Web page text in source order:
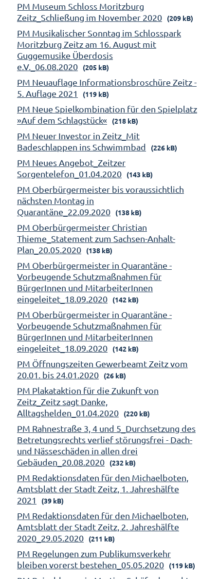
PM Museum Schloss Moritzburg
Zeitz_Schließung im November 2020
(209 kB)
PM Musikalischer Sonntag im Schlosspark
Moritzburg Zeitz am 16. August mit
Guggemusike Überdosis
e.V._06.08.2020
(205 kB)
PM Neuauflage Informationsbroschüre Zeitz -
5. Auflage 2021
(119 kB)
PM Neue Spielkombination für den Spielplatz
»Auf dem Schlagstück«
(218 kB)
PM Neuer Investor in Zeitz_Mit
Badeschlappen ins Schwimmbad
(226 kB)
PM Neues Angebot_Zeitzer
Sorgentelefon_01.04.2020
(143 kB)
PM Oberbürgermeister bis voraussichtlich
nächsten Montag in
Quarantäne_22.09.2020
(138 kB)
PM Oberbürgermeister Christian
Thieme_Statement zum Sachsen-Anhalt-
Plan_20.05.2020
(138 kB)
PM Oberbürgermeister in Quarantäne -
Vorbeugende Schutzmaßnahmen für
BürgerInnen und MitarbeiterInnen
eingeleitet_18.09.2020
(142 kB)
PM Oberbürgermeister in Quarantäne -
Vorbeugende Schutzmaßnahmen für
BürgerInnen und MitarbeiterInnen
eingeleitet_18.09.2020
(142 kB)
PM Öffnungszeiten Gewerbeamt Zeitz vom
20.01. bis 24.01.2020
(26 kB)
PM Plakataktion für die Zukunft von
Zeitz_Zeitz sagt Danke,
Alltagshelden_01.04.2020
(220 kB)
PM Rahnestraße 3, 4 und 5_Durchsetzung des
Betretungsrechts verlief störungsfrei - Dach-
und Nässeschäden in allen drei
Gebäuden_20.08.2020
(232 kB)
PM Redaktionsdaten für den Michaelboten,
Amtsblatt der Stadt Zeitz, 1. Jahreshälfte
2021
(39 kB)
PM Redaktionsdaten für den Michaelboten,
Amtsblatt der Stadt Zeitz, 2. Jahreshälfte
2020_29.05.2020
(211 kB)
PM Regelungen zum Publikumsverkehr
bleiben vorerst bestehen_05.05.2020
(119 kB)